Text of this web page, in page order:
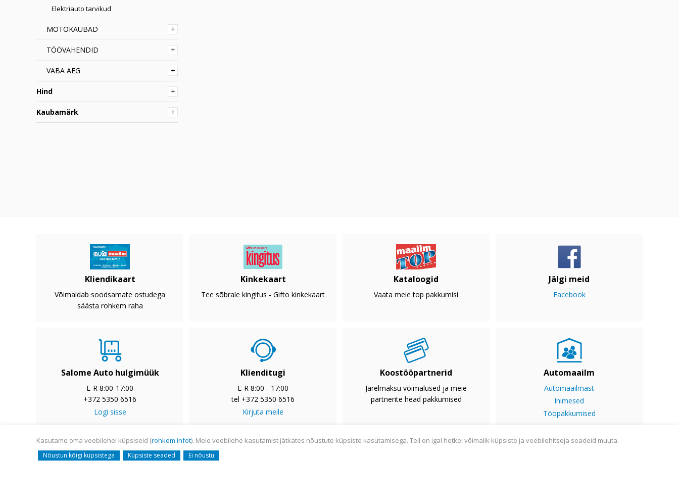
Kliendikaart
Võimaldab soodsamate ostudega
säästa rohkem raha
Kinkekaart
Tee sõbrale kingitus - Gifto kinkekaart
Kataloogid
Vaata meie top pakkumisi
Jälgi meid
Facebook
Salome Auto hulgimüük
E-R 8:00-17:00
+372 5350 6516
Logi sisse
Klienditugi
E-R 8:00 - 17:00
tel +372 5350 6516
Kirjuta meile
Koostööpartnerid
Järelmaksu võimalused ja meie
partnerite head pakkumised
Automaailm
Automaailmast
Inimesed
Tööpakkumised
© Salome Auto AS 2008-2033
Kasutame oma veebilehel küpsiseid (rohkem infot). Meie veebilehe kasutamist jätkates nõustute küpsiste kasutamisega. Teil on igal hetkel võimalik küpsiste ja veebilehitseja seadeid muuta.
Nõustun kõigi küpsistega Küpsiste seaded Ei nõustu